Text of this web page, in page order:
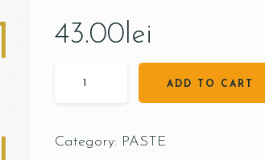
43.00lei
ADD TO CART
Category: PASTE